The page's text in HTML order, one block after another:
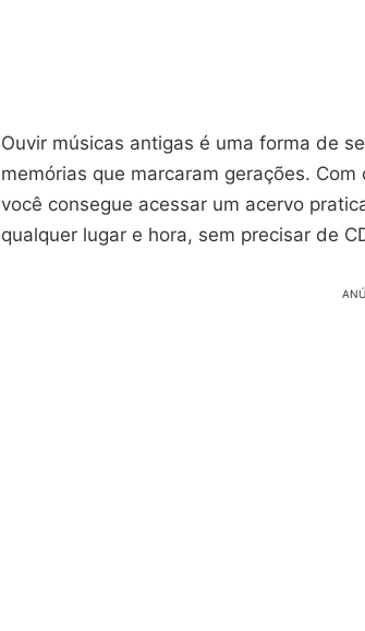
Ouvir músicas antigas é uma forma de
memórias que marcaram gerações.
você consegue acessar um acervo
qualquer lugar e hora, sem precisar de